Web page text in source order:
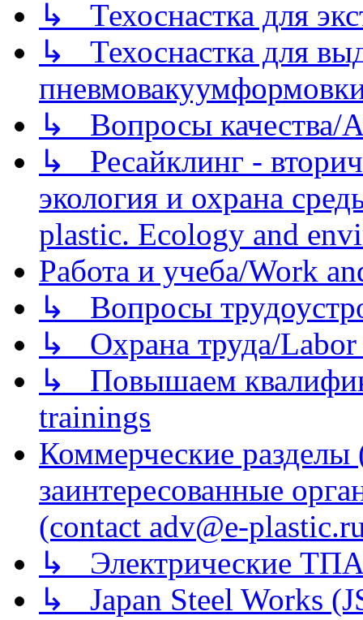
↳ Техоснастка для
↳ Техоснастка для
↳ Вопросы качества/
↳ Ресайклинг -
экология и охрана
plastic. Ecology and
Работа и учеба/Work
↳ Вопросы
↳ Охрана труда/Labor
↳ Повышаем
trainings
Коммерческие
заинтересованные
(contact adv@e-
↳ Электрические
↳ Japan Steel Works